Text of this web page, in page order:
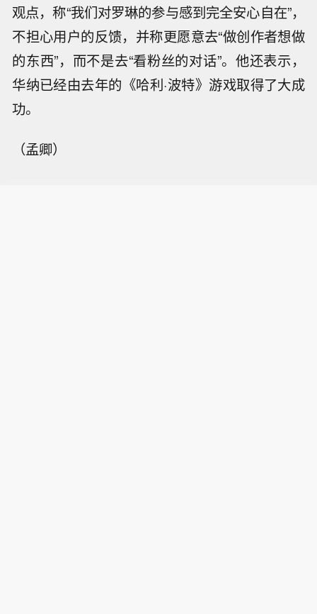
观点，称“我们对罗琳的参与感到完全安心自在”，
不担心用户的反馈，并称更愿意去“做创作者想做
的东西”，而不是去“看粉丝的对话”。他还表示，
华纳已经由去年的《哈利·波特》游戏取得了大成
功。
（孟卿）